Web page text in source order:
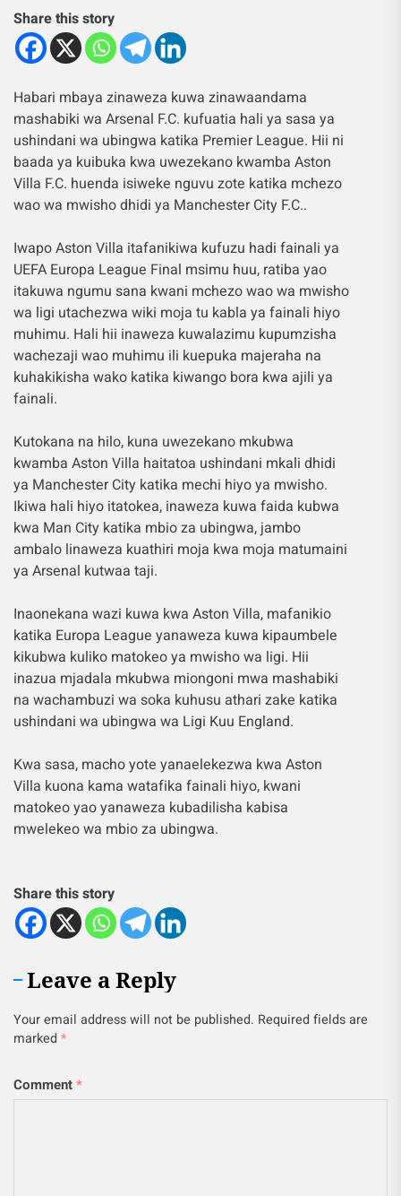
Share this story
Habari mbaya zinaweza kuwa zinawaandama
mashabiki wa Arsenal F.C. kufuatia hali ya sasa ya
ushindani wa ubingwa katika Premier League. Hii ni
baada ya kuibuka kwa uwezekano kwamba Aston
Villa F.C. huenda isiweke nguvu zote katika mchezo
wao wa mwisho dhidi ya Manchester City F.C..
Iwapo Aston Villa itafanikiwa kufuzu hadi fainali ya
UEFA Europa League Final msimu huu, ratiba yao
itakuwa ngumu sana kwani mchezo wao wa mwisho
wa ligi utachezwa wiki moja tu kabla ya fainali hiyo
muhimu. Hali hii inaweza kuwalazimu kupumzisha
wachezaji wao muhimu ili kuepuka majeraha na
kuhakikisha wako katika kiwango bora kwa ajili ya
fainali.
Kutokana na hilo, kuna uwezekano mkubwa
kwamba Aston Villa haitatoa ushindani mkali dhidi
ya Manchester City katika mechi hiyo ya mwisho.
Ikiwa hali hiyo itatokea, inaweza kuwa faida kubwa
kwa Man City katika mbio za ubingwa, jambo
ambalo linaweza kuathiri moja kwa moja matumaini
ya Arsenal kutwaa taji.
Inaonekana wazi kuwa kwa Aston Villa, mafanikio
katika Europa League yanaweza kuwa kipaumbele
kikubwa kuliko matokeo ya mwisho wa ligi. Hii
inazua mjadala mkubwa miongoni mwa mashabiki
na wachambuzi wa soka kuhusu athari zake katika
ushindani wa ubingwa wa Ligi Kuu England.
Kwa sasa, macho yote yanaelekezwa kwa Aston
Villa kuona kama watafika fainali hiyo, kwani
matokeo yao yanaweza kubadilisha kabisa
mwelekeo wa mbio za ubingwa.
Share this story
Leave a Reply
Your email address will not be published. Required fields are
marked *
Comment*